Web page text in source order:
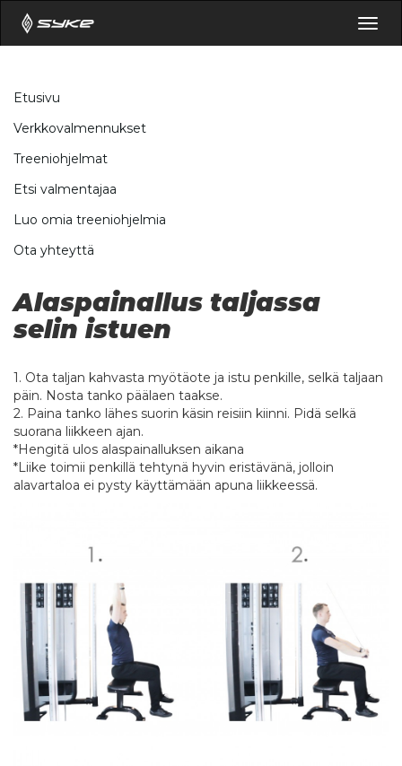
Etusivu
Verkkovalmennukset
Treeniohjelmat
Etsi valmentajaa
Luo omia treeniohjelmia
Ota yhteyttä
Alaspainallus taljassa
selin istuen
1. Ota taljan kahvasta myötäote ja istu penkille, selkä taljaan
päin. Nosta tanko päälaen taakse.
2. Paina tanko lähes suorin käsin reisiin kiinni. Pidä selkä
suorana liikkeen ajan.
*Hengitä ulos alaspainalluksen aikana
*Liike toimii penkillä tehtynä hyvin eristävänä, jolloin
alavartaloa ei pysty käyttämään apuna liikkeessä.